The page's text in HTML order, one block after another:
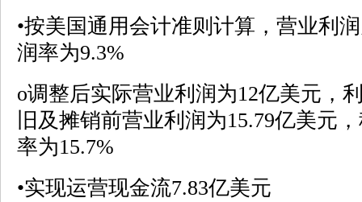
•按美国通用会计准则计算，营业利
润率为9.3%
o调整后实际营业利润为12亿美元，
旧及摊销前营业利润为15.79亿美元
率为15.7%
•实现运营现金流7.83亿美元